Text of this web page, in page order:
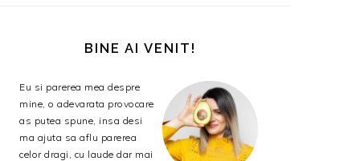
PRINCIPALĂBINE AI VENIT!
Eu si parerea mea despre
mine, o adevarata provocare
as putea spune, insa desi
ma ajuta sa aflu parerea
celor dragi, cu laude dar mai